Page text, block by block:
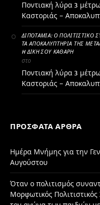
Ποντιακή λύρα 3
Καστοριάς –
ΔΙΠΟΤΑΜΊΑ: Ο ΠΟΛΙΤΙΣΤΙΚΌ
ΤΑ ΑΠΟΚΑΛΥΠΤΉΡΙΑ ΤΗΣ
H ΔΙΚΉ ΣΟΥ ΚΑΘΑΡΗ
στο
Ποντιακή λύρα 3
Καστοριάς –
ΠΡΌΣΦΑΤΑ ΆΡΘΡΑ
Ημέρα Μνήμης για την
Αυγούστου
Όταν ο πολιτισμός
Μορφωτικός